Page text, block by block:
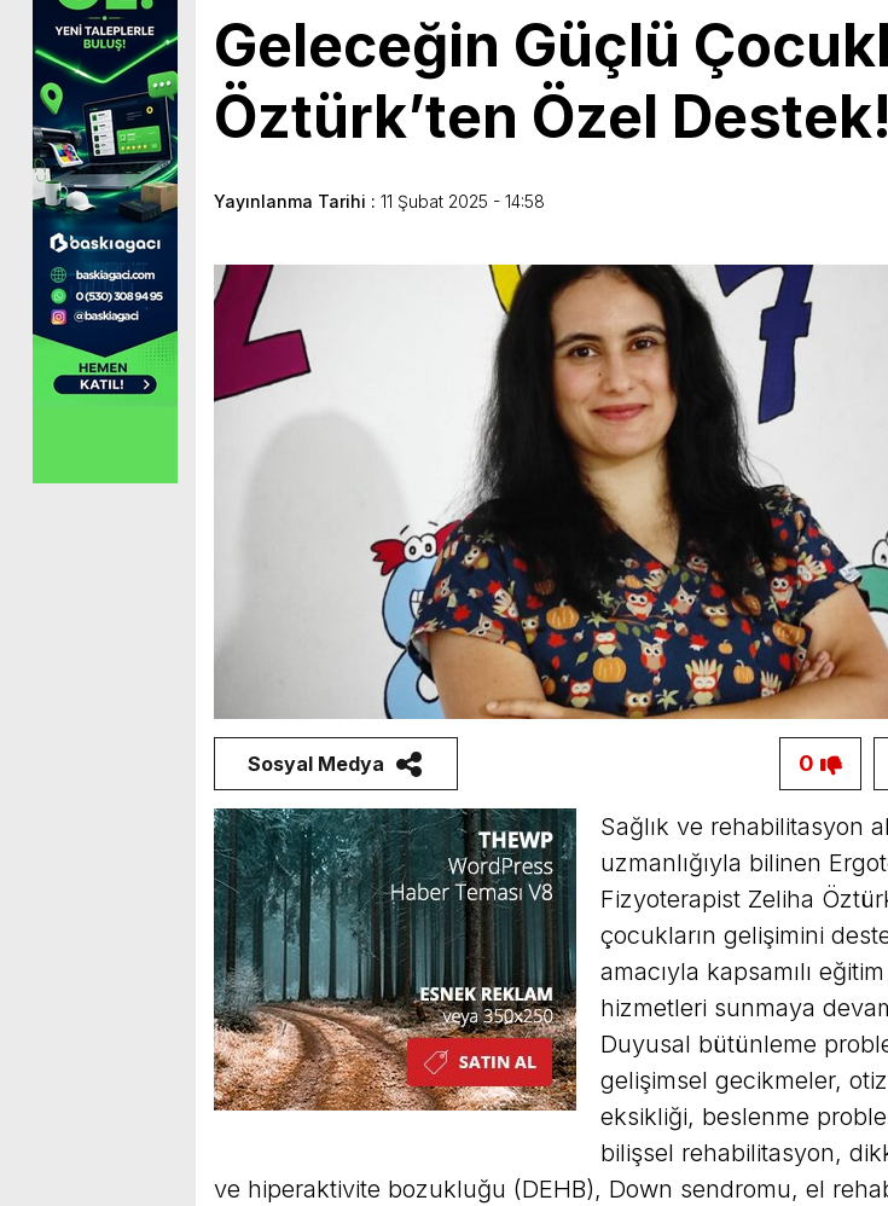
Geleceğin Güçlü
Öztürk’ten Özel Destek!
Yayınlanma Tarihi : 11 Şubat 2025 - 14:58
Sosyal Medya 0
Sağlık ve rehabilitasyon
uzmanlığıyla bilinen
Fizyoterapist Zeliha
çocukların gelişimini
amacıyla kapsamılı
hizmetleri sunmaya
Duyusal bütünleme
gelişimsel gecikmeler,
eksikliği, beslenme
bilişsel rehabilitasyon,
ve hiperaktivite bozukluğu (DEHB), Down sendromu, el